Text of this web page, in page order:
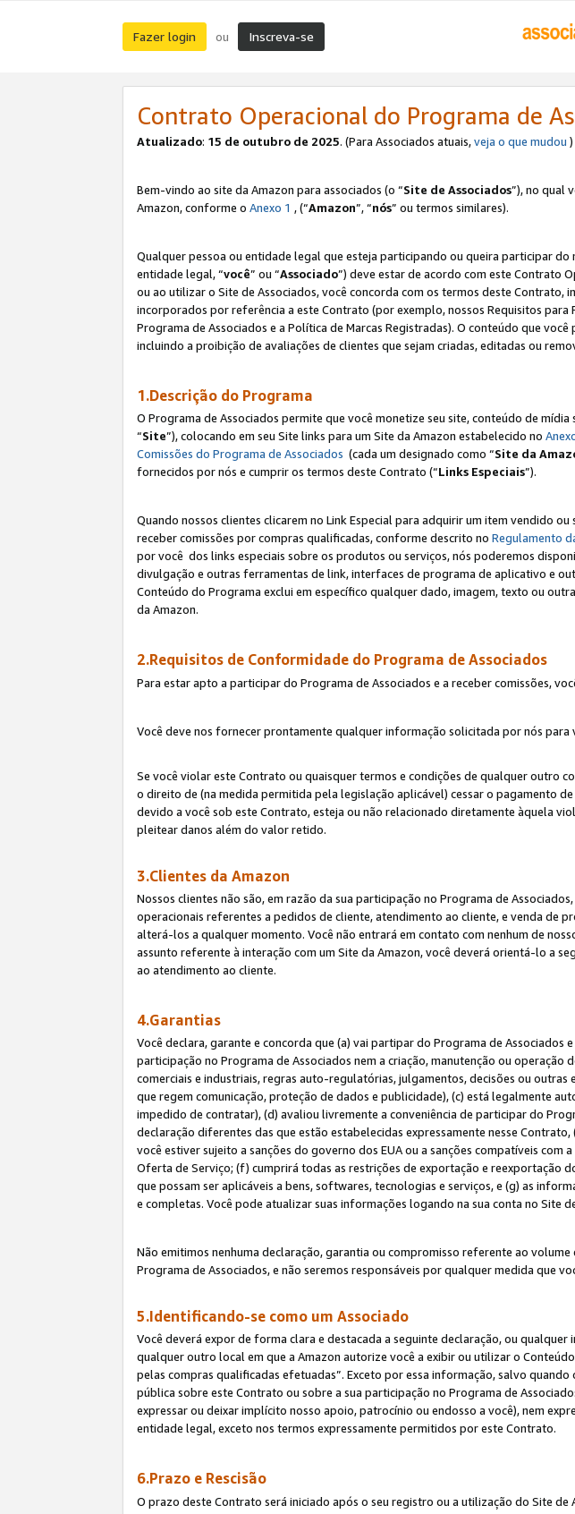
Fazer login ou Inscreva-se
Contrato Operacional do Programa de
Atualizado: 15 de outubro de 2025. (Para Associados atuais,veja o que mudou )
Bem-vindo ao site da Amazon para associados (o “Site de Associados”), no qual
Amazon, conforme o Anexo 1 , (“Amazon”, “nós” ou termos similares).
Qualquer pessoa ou entidade legal que esteja participando ou queira participar
entidade legal, “você” ou “Associado”) deve estar de acordo com este Contrato
ou ao utilizar o Site de Associados, você concorda com os termos deste Contrato,
incorporados por referência a este Contrato (por exemplo, nossos Requisitos para
Programa de Associados e a Política de Marcas Registradas). O conteúdo que
incluindo a proibição de avaliações de clientes que sejam criadas, editadas ou
1.Descrição do Programa
O Programa de Associados permite que você monetize seu site, conteúdo de
“Site”), colocando em seu Site links para um Site da Amazon estabelecido no
Comissões do Programa de Associados (cada um designado como “Site da
fornecidos por nós e cumprir os termos deste Contrato (“Links Especiais”).
Quando nossos clientes clicarem no Link Especial para adquirir um item vendido
receber comissões por compras qualificadas, conforme descrito no Regulamento
por você dos links especiais sobre os produtos ou serviços, nós poderemos
divulgação e outras ferramentas de link, interfaces de programa de aplicativo e
Conteúdo do Programa exclui em específico qualquer dado, imagem, texto ou
da Amazon.
2.Requisitos de Conformidade do Programa de Associados
Para estar apto a participar do Programa de Associados e a receber comissões,
Você deve nos fornecer prontamente qualquer informação solicitada por nós
Se você violar este Contrato ou quaisquer termos e condições de qualquer outro
o direito de (na medida permitida pela legislação aplicável) cessar o pagamento
devido a você sob este Contrato, esteja ou não relacionado diretamente àquela
pleitear danos além do valor retido.
3.Clientes da Amazon
Nossos clientes não são, em razão da sua participação no Programa de
operacionais referentes a pedidos de cliente, atendimento ao cliente, e venda de
alterá-los a qualquer momento. Você não entrará em contato com nenhum de
assunto referente à interação com um Site da Amazon, você deverá orientá-lo a
ao atendimento ao cliente.
4.Garantias
Você declara, garante e concorda que (a) vai partipar do Programa de Associados
participação no Programa de Associados nem a criação, manutenção ou
comerciais e industriais, regras auto-regulatórias, julgamentos, decisões ou
que regem comunicação, proteção de dados e publicidade), (c) está legalmente
impedido de contratar), (d) avaliou livremente a conveniência de participar do
declaração diferentes das que estão estabelecidas expressamente nesse
você estiver sujeito a sanções do governo dos EUA ou a sanções compatíveis
Oferta de Serviço; (f) cumprirá todas as restrições de exportação e reexportação
que possam ser aplicáveis a bens, softwares, tecnologias e serviços, e (g) as
e completas. Você pode atualizar suas informações logando na sua conta no Site
Não emitimos nenhuma declaração, garantia ou compromisso referente ao
Programa de Associados, e não seremos responsáveis por qualquer medida que
5.Identificando-se como um Associado
Você deverá expor de forma clara e destacada a seguinte declaração, ou
qualquer outro local em que a Amazon autorize você a exibir ou utilizar o
pelas compras qualificadas efetuadas”. Exceto por essa informação, salvo
pública sobre este Contrato ou sobre a sua participação no Programa de
expressar ou deixar implícito nosso apoio, patrocínio ou endosso a você), nem
entidade legal, exceto nos termos expressamente permitidos por este Contrato.
6.Prazo e Rescisão
O prazo deste Contrato será iniciado após o seu registro ou a utilização do Site